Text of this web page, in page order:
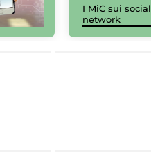
I MiC sui social
network